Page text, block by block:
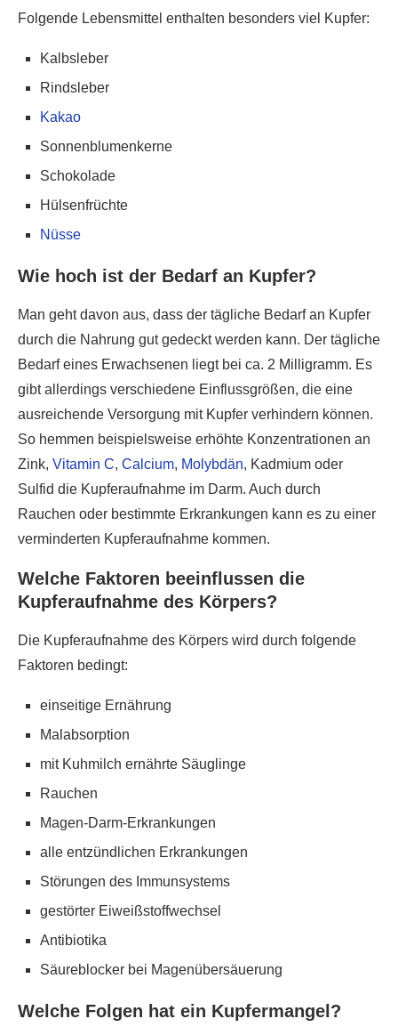
Folgende Lebensmittel enthalten besonders viel Kupfer:
Kalbsleber
Rindsleber
Kakao
Sonnenblumenkerne
Schokolade
Hülsenfrüchte
Nüsse
Wie hoch ist der Bedarf an Kupfer?
Man geht davon aus, dass der tägliche Bedarf an Kupfer
durch die Nahrung gut gedeckt werden kann. Der tägliche
Bedarf eines Erwachsenen liegt bei ca. 2 Milligramm. Es
gibt allerdings verschiedene Einflussgrößen, die eine
ausreichende Versorgung mit Kupfer verhindern können.
So hemmen beispielsweise erhöhte Konzentrationen an
Zink, Vitamin C, Calcium, Molybdän, Kadmium oder
Sulfid die Kupferaufnahme im Darm. Auch durch
Rauchen oder bestimmte Erkrankungen kann es zu einer
verminderten Kupferaufnahme kommen.
Welche Faktoren beeinflussen die
Kupferaufnahme des Körpers?
Die Kupferaufnahme des Körpers wird durch folgende
Faktoren bedingt:
einseitige Ernährung
Malabsorption
mit Kuhmilch ernährte Säuglinge
Rauchen
Magen-Darm-Erkrankungen
alle entzündlichen Erkrankungen
Störungen des Immunsystems
gestörter Eiweißstoffwechsel
Antibiotika
Säureblocker bei Magenübersäuerung
Welche Folgen hat ein Kupfermangel?